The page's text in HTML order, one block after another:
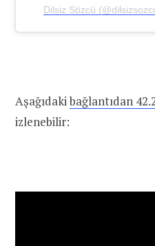
Dilsiz Sözcü
Aşağıdakibağlantıdan
izlenebilir: